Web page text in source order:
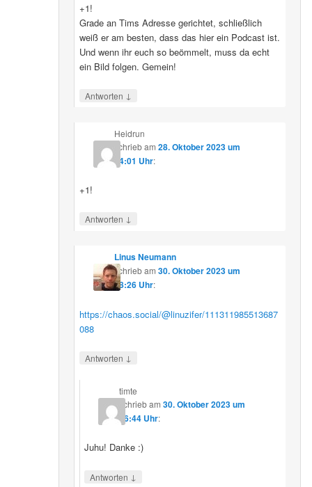
+1!
Grade an Tims Adresse gerichtet, schließlich
weiß er am besten, dass das hier ein Podcast ist.
Und wenn ihr euch so beömmelt, muss da echt
ein Bild folgen. Gemein!
Antworten ↓
Heidrun
schriebam 28. Oktober 2023 um
14:01 Uhr:
+1!
Antworten ↓
Linus Neumann
schriebam 30. Oktober 2023 um
08:26 Uhr:
https://chaos.social/@linuzifer/111311985513687
088
Antworten ↓
timte
schriebam30. Oktober 2023 um
16:44 Uhr:
Juhu! Danke :)
Antworten ↓